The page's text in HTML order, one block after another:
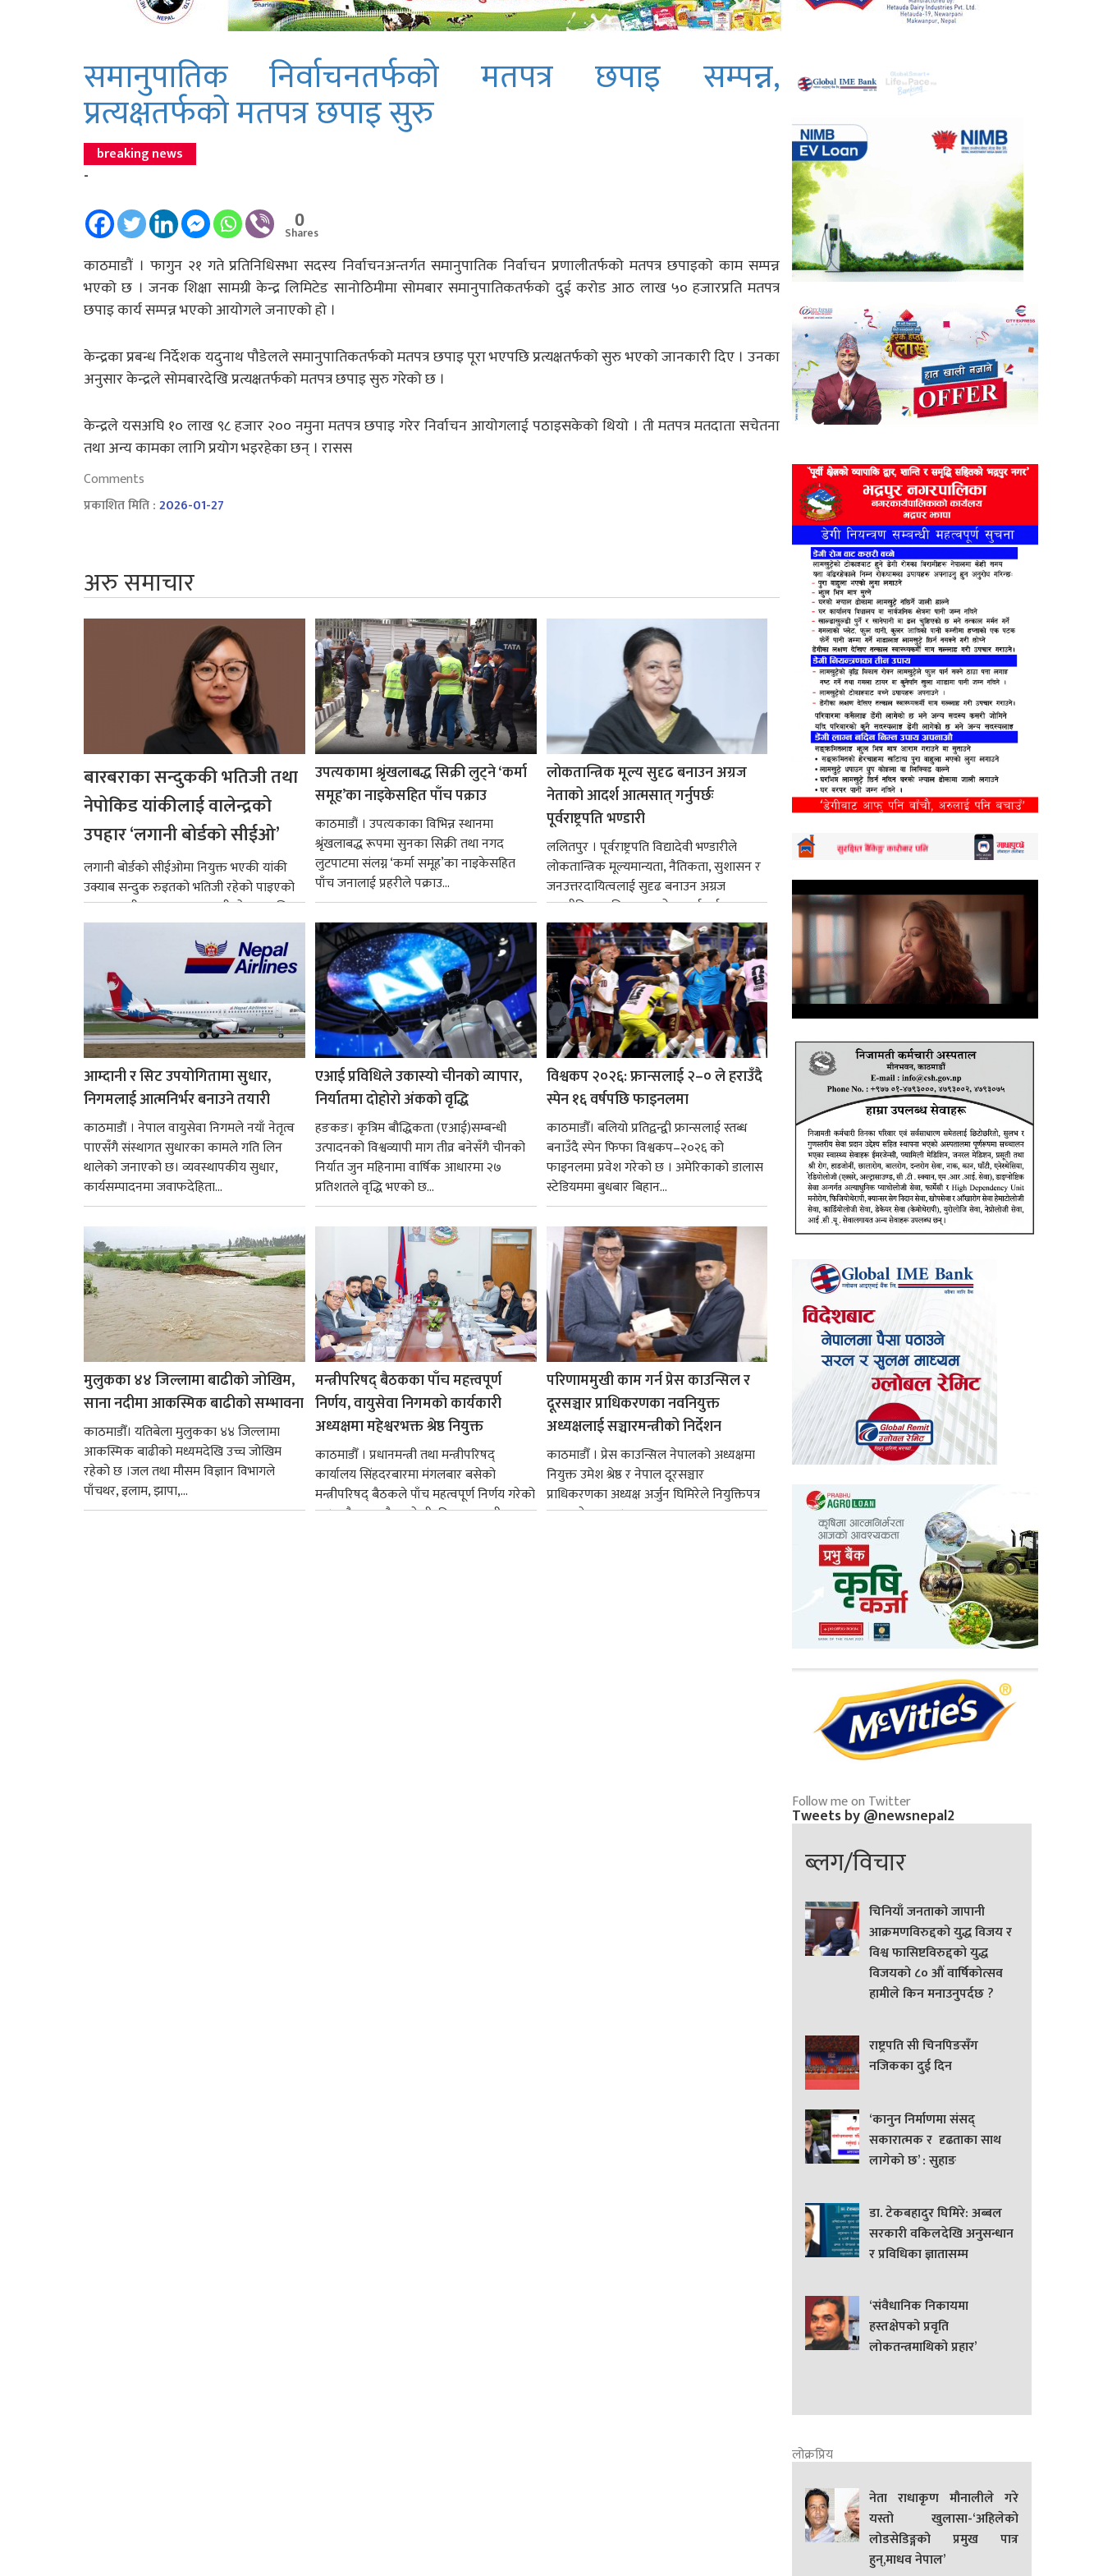
समानुपातिक निर्वाचनतर्फको मतपत्र छपाइ सम्पन्न,
प्रत्यक्षतर्फको मतपत्र छपाइ सुरु
breaking news
-
0
Shares
काठमाडौं । फागुन २१ गते प्रतिनिधिसभा सदस्य निर्वाचनअन्तर्गत समानुपातिक निर्वाचन प्रणालीतर्फको मतपत्र छपाइको काम सम्पन्न
भएको छ । जनक शिक्षा सामग्री केन्द्र लिमिटेड सानोठिमीमा सोमबार समानुपातिकतर्फको दुई करोड आठ लाख ५० हजारप्रति मतपत्र
छपाइ कार्य सम्पन्न भएको आयोगले जनाएको हो ।
केन्द्रका प्रबन्ध निर्देशक यदुनाथ पौडेलले समानुपातिकतर्फको मतपत्र छपाइ पूरा भएपछि प्रत्यक्षतर्फको सुरु भएको जानकारी दिए । उनका
अनुसार केन्द्रले सोमबारदेखि प्रत्यक्षतर्फको मतपत्र छपाइ सुरु गरेको छ ।
केन्द्रले यसअघि १० लाख ९८ हजार २०० नमुना मतपत्र छपाइ गरेर निर्वाचन आयोगलाई पठाइसकेको थियो । ती मतपत्र मतदाता सचेतना
तथा अन्य कामका लागि प्रयोग भइरहेका छन् । रासस
Comments
प्रकाशित मिति :2026-01-27
अरु समाचार
बारबराका सन्दुककी भतिजी तथा
नेपोकिड यांकीलाई वालेन्द्रको
उपहार ‘लगानी बोर्डको सीईओ’
लगानी बोर्डको सीईओमा नियुक्त भएकी यांकी
उक्याब सन्दुक रुइतको भतिजी रहेको पाइएको
छ। तत्कालीन समयमा महाकालीको अञ्चलाधिश
नै बनेका जोन...
उपत्यकामा श्रृंखलाबद्ध सिक्री लुट्ने ‘कर्मा
समूह’का नाइकेसहित पाँच पक्राउ
काठमाडौं । उपत्यकाका विभिन्न स्थानमा
श्रृंखलाबद्ध रूपमा सुनका सिक्री तथा नगद
लुटपाटमा संलग्न ‘कर्मा समूह’का नाइकेसहित
पाँच जनालाई प्रहरीले पक्राउ...
लोकतान्त्रिक मूल्य सुदृढ बनाउन अग्रज
नेताको आदर्श आत्मसात् गर्नुपर्छः
पूर्वराष्ट्रपति भण्डारी
ललितपुर । पूर्वराष्ट्रपति विद्यादेवी भण्डारीले
लोकतान्त्रिक मूल्यमान्यता, नैतिकता, सुशासन र
जनउत्तरदायित्वलाई सुदृढ बनाउन अग्रज
राजनीतिक व्यक्तित्वहरूको आदर्शलाई आत्मसात्
गर्न आवश्यक...
आम्दानी र सिट उपयोगितामा सुधार,
निगमलाई आत्मनिर्भर बनाउने तयारी
काठमाडाैं । नेपाल वायुसेवा निगमले नयाँ नेतृत्व
पाएसँगै संस्थागत सुधारका कामले गति लिन
थालेको जनाएको छ। व्यवस्थापकीय सुधार,
कार्यसम्पादनमा जवाफदेहिता...
एआई प्रविधिले उकास्यो चीनको व्यापार,
निर्यातमा दोहोरो अंकको वृद्धि
हङकङ। कृत्रिम बौद्धिकता (एआई)सम्बन्धी
उत्पादनको विश्वव्यापी माग तीव्र बनेसँगै चीनको
निर्यात जुन महिनामा वार्षिक आधारमा २७
प्रतिशतले वृद्धि भएको छ...
विश्वकप २०२६: फ्रान्सलाई २–० ले हराउँदै
स्पेन १६ वर्षपछि फाइनलमा
काठमाडौँ। बलियो प्रतिद्वन्द्वी फ्रान्सलाई स्तब्ध
बनाउँदै स्पेन फिफा विश्वकप–२०२६ को
फाइनलमा प्रवेश गरेको छ । अमेरिकाको डालास
स्टेडियममा बुधबार बिहान...
मुलुकका ४४ जिल्लामा बाढीको जोखिम,
साना नदीमा आकस्मिक बाढीको सम्भावना
काठमाडौँ। यतिबेला मुलुकका ४४ जिल्लामा
आकस्मिक बाढीको मध्यमदेखि उच्च जोखिम
रहेको छ ।जल तथा मौसम विज्ञान विभागले
पाँचथर, इलाम, झापा,...
मन्त्रीपरिषद् बैठकका पाँच महत्त्वपूर्ण
निर्णय, वायुसेवा निगमको कार्यकारी
अध्यक्षमा महेश्वरभक्त श्रेष्ठ नियुक्त
काठमाडौँ । प्रधानमन्त्री तथा मन्त्रीपरिषद्
कार्यालय सिंहदरबारमा मंगलबार बसेको
मन्त्रीपरिषद् बैठकले पाँच महत्वपूर्ण निर्णय गरेको
छ । यसैक्रममा बैडकले बीउबिजनसम्बन्धी...
परिणाममुखी काम गर्न प्रेस काउन्सिल र
दूरसञ्चार प्राधिकरणका नवनियुक्त
अध्यक्षलाई सञ्चारमन्त्रीको निर्देशन
काठमाडौँ । प्रेस काउन्सिल नेपालको अध्यक्षमा
नियुक्त उमेश श्रेष्ठ र नेपाल दूरसञ्चार
प्राधिकरणका अध्यक्ष अर्जुन घिमिरेले नियुक्तिपत्र
ग्रहण गरेका छन्।...
Follow me on Twitter
Tweets by @newsnepal2
ब्लग/विचार
चिनियाँ जनताको जापानी
आक्रमणविरुद्दको युद्ध विजय र
विश्व फासिष्टविरुद्दको युद्ध
विजयको ८० औं वार्षिकोत्सव
हामीले किन मनाउनुपर्दछ ?
राष्ट्रपति सी चिनपिङसँग
नजिकका दुई दिन
‘कानुन निर्माणमा संसद्
सकारात्मक र दृढताका साथ
लागेको छ’ : सुहाङ
डा. टेकबहादुर घिमिरे: अब्बल
सरकारी वकिलदेखि अनुसन्धान
र प्रविधिका ज्ञातासम्म
‘संवैधानिक निकायमा
हस्तक्षेपको प्रवृति
लोकतन्त्रमाथिको प्रहार’
लोक्रप्रिय
नेता राधाकृण मौनालीले गरे
यस्तो खुलासा-‘अहिलेको
लोडसेडिङ्गको प्रमुख पात्र
हुन्,माधव नेपाल’